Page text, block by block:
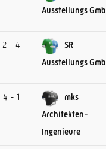
Ausstellungs GmbH
2 - 4
SR
Ausstellungs GmbH
4 - 1
mks
Architekten-
Ingenieure